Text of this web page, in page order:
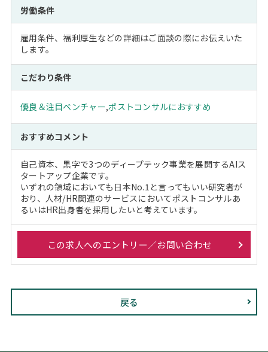
労働条件
雇用条件、福利厚生などの詳細はご面談の際にお伝えいた
します。
こだわり条件
優良＆注目ベンチャー,ポストコンサルにおすすめ
おすすめコメント
自己資本、黒字で3つのディープテック事業を展開するAIス
タートアップ企業です。
いずれの領域においても日本No.1と言ってもいい研究者が
おり、人材/HR関連のサービスにおいてポストコンサルあ
るいはHR出身者を採用したいと考えています。
この求人へのエントリー／お問い合わせ
戻る